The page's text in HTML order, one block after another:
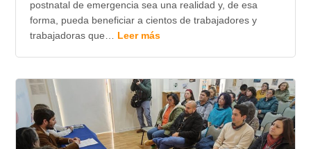
postnatal de emergencia sea una realidad y, de esa
forma, pueda beneficiar a cientos de trabajadores y
trabajadoras que… Leer más